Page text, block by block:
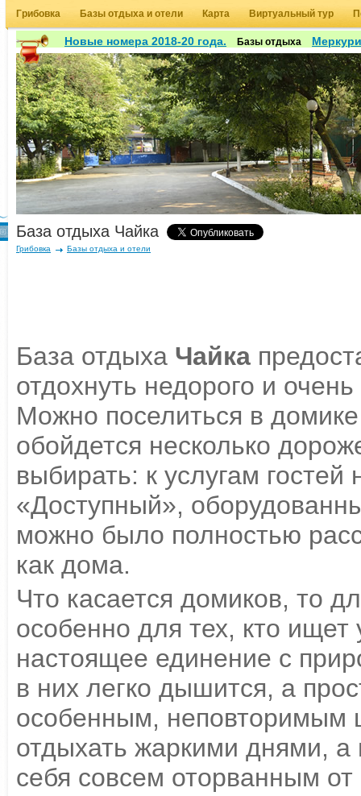
Грибовка Базы отдыха и отели Карта Виртуальный тур
Новые номера 2018-20 года. Базы отдыха
Грибовка Базы отдыха и отели
База отдыха Чайка
База отдыха Чайка
отдохнуть недорого и
Можно поселиться в
обойдется несколько
выбирать: к услугам
«Доступный»,
можно было полностью
как дома.
Что касается домиков, то
особенно для тех, кто ищет
настоящее единение с
в них легко дышится, а
особенным,
отдыхать жаркими днями, а
себя совсем оторванным